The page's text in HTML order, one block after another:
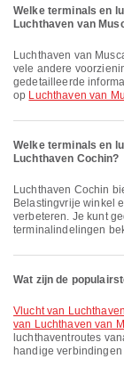
Welke terminals en
Luchthaven van
Luchthaven van Muscat biedt Belastingvrije winkel, Wisselkantoor, Taxi en
vele andere
gedetailleerde
op Luchthaven van
Welke terminals en
Luchthaven Cochin?
Luchthaven Cochin biedt Parkeerplaatsen, Kliniek en Apotheken,
Belastingvrije winkel
verbeteren. Je kunt
terminalindelingen
Wat zijn de
vlucht van
van Luchthaven van
luchthaventroutes
handige